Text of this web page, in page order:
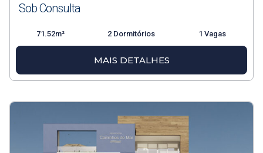
Sob Consulta
71.52m² 2 Dormitórios 1 Vagas
MAIS DETALHES